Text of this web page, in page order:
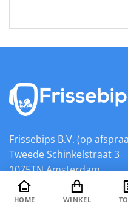
Frissebips B.V. (op
Tweede Schinkelstraat 3
1075TN Amsterdam
06-55132763
HOME WINKEL